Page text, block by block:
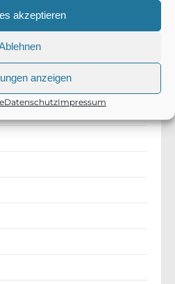
akzeptieren
anzeigen
DatenschutzImpressum